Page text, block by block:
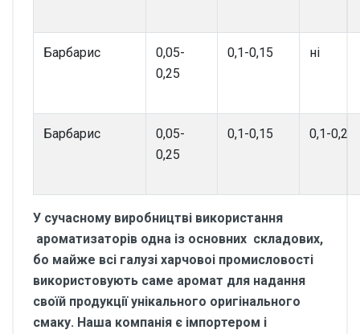
Барбарис
0,05-
0,25
0,1-0,15 ні
Барбарис
0,05-
0,25
0,1-0,15 0,1-0,2
У сучасному виробництві використання
ароматизаторів одна із основних складових,
бо майже всі галузі харчовоі промисловості
використовують саме аромат для надання
своїй продукції унікального оригінального
смаку. Наша компанія є імпортером і